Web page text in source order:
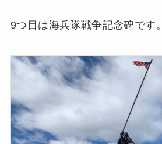
9つ目は海兵隊戦争記念碑です。